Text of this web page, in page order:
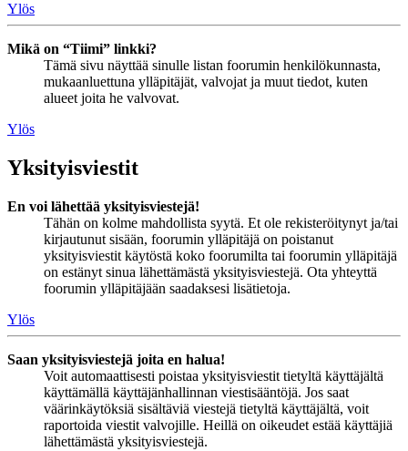
Ylös
Mikä on “Tiimi” linkki?
Tämä sivu näyttää sinulle listan foorumin henkilökunnasta,
mukaanluettuna ylläpitäjät, valvojat ja muut tiedot, kuten
alueet joita he valvovat.
Ylös
Yksityisviestit
En voi lähettää yksityisviestejä!
Tähän on kolme mahdollista syytä. Et ole rekisteröitynyt ja/tai
kirjautunut sisään, foorumin ylläpitäjä on poistanut
yksityisviestit käytöstä koko foorumilta tai foorumin ylläpitäjä
on estänyt sinua lähettämästä yksityisviestejä. Ota yhteyttä
foorumin ylläpitäjään saadaksesi lisätietoja.
Ylös
Saan yksityisviestejä joita en halua!
Voit automaattisesti poistaa yksityisviestit tietyltä käyttäjältä
käyttämällä käyttäjänhallinnan viestisääntöjä. Jos saat
väärinkäytöksiä sisältäviä viestejä tietyltä käyttäjältä, voit
raportoida viestit valvojille. Heillä on oikeudet estää käyttäjiä
lähettämästä yksityisviestejä.